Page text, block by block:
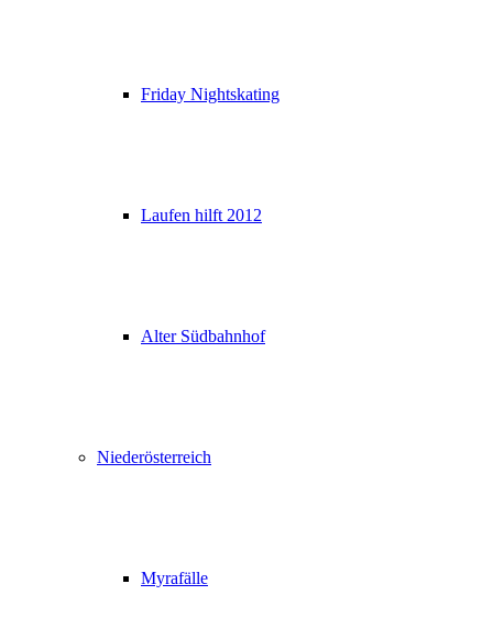
Friday Nightskating
Laufen hilft 2012
Alter Südbahnhof
Niederösterreich
Myrafälle